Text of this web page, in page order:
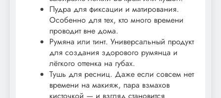
Пудра для фиксации и матирования.
Особенно для тех, кто много времени
проводит вне дома.
Румяна или тинт. Универсальный продукт
для создания здорового румянца и
лёгкого оттенка на губах.
Тушь для ресниц. Даже если совсем нет
времени на макияж, пара взмахов